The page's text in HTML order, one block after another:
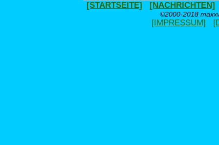
[STARTSEITE] [NACHRICHTEN]
©2000-2018
[IMPRESSUM]